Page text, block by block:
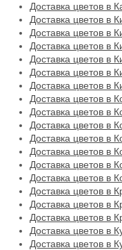
Доставка цветов в
Доставка цветов в
Доставка цветов в
Доставка цветов в
Доставка цветов в
Доставка цветов в
Доставка цветов в
Доставка цветов в
Доставка цветов в
Доставка цветов в
Доставка цветов в
Доставка цветов в
Доставка цветов в
Доставка цветов в
Доставка цветов в
Доставка цветов в
Доставка цветов в
Доставка цветов в
Доставка цветов в